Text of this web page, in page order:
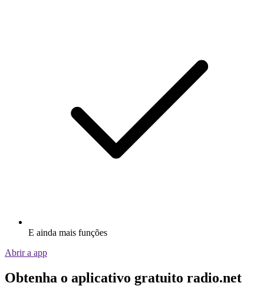
E ainda mais funções
Abrir a app
Obtenha o aplicativo gratuito radio.net